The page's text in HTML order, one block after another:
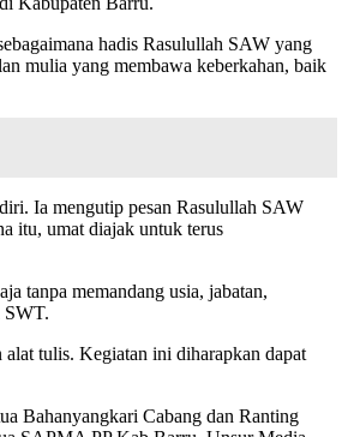
hadis Rasulullah SAW yang
mulia yang membawa keberkahan, baik
Ia mengutip pesan Rasulullah SAW
itu, umat diajak untuk terus
tanpa memandang usia, jabatan,
SWT.
alat tulis. Kegiatan ini diharapkan dapat
Bahanyangkari Cabang dan Ranting